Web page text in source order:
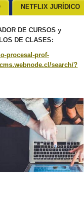
DE CURSOS y
DE CLASES:
procesal-prof-
search/?
NETFLIX JURÍDICO